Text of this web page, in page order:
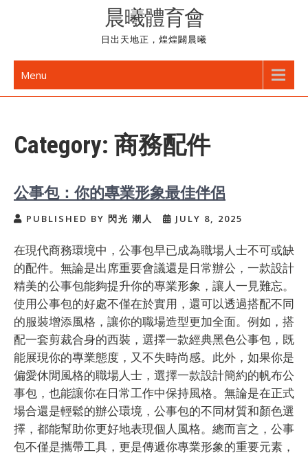
晨曦體育會
日出天地正，煌煌闢晨曦
Menu
Category: 商務配件
公事包：你的專業形象最佳伴侶
PUBLISHED BY 閃光 潮人 JULY 8, 2025
在現代商務環境中，公事包早已成為職場人士不可或缺
的配件。無論是出席重要會議還是日常辦公，一款設計
精美的公事包能夠提升你的專業形象，讓人一見難忘。
使用公事包的好處不僅在於實用，還可以透過搭配不同
的服裝增添風格，讓你的職場造型更加全面。例如，搭
配一套剪裁合身的西裝，選擇一款經典黑色公事包，既
能展現你的專業態度，又不失時尚感。此外，如果你是
偏愛休閒風格的職場人士，選擇一款設計簡約的帆布公
事包，也能讓你在日常工作中保持風格。無論是在正式
場合還是輕鬆的辦公環境，公事包的不同材質和顏色選
擇，都能幫助你更好地表現個人風格。總而言之，公事
包不僅是攜帶工具，更是傳遞你專業形象的重要元素，